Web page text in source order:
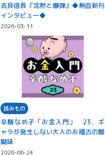
吉良信吾『沈黙と爆弾』◆熱血新刊
インタビュー◆
2026-03-11
読みもの
辛酸なめ子「お金入門」 23．ギ
ャラが発生しない大人のお稽古の醍
醐味
2026-06-24